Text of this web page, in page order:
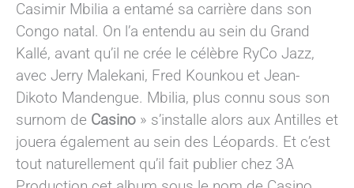
Casimir Mbilia a entamé sa carrière dans son
Congo natal. On l’a entendu au sein du Grand
Kallé, avant qu’il ne crée le célèbre RyCo Jazz,
avec Jerry Malekani, Fred Kounkou et Jean-
Dikoto Mandengue. Mbilia, plus connu sous son
surnom de Casino » s’installe alors aux Antilles et
jouera également au sein des Léopards. Et c’est
tout naturellement qu’il fait publier chez 3A